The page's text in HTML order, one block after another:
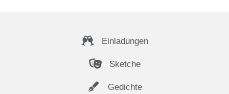
Einladungen
Sketche
Gedichte